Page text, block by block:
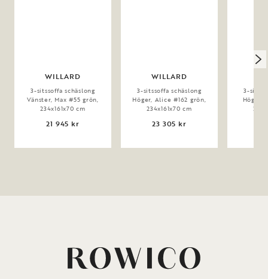
WILLARD
3-sitssoffa schäslong
Vänster, Max #55 grön,
234x161x70 cm
21 945 kr
WILLARD
3-sitssoffa schäslong
Höger, Alice #162 grön,
234x161x70 cm
23 305 kr
3-
Höger,